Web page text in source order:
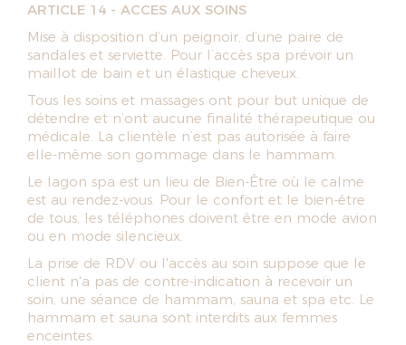
ARTICLE 14 - ACCES AUX SOINS
Mise à disposition d’un peignoir, d’une paire de
sandales et serviette. Pour l’accès spa prévoir un
maillot de bain et un élastique cheveux.
Tous les soins et massages ont pour but unique de
détendre et n’ont aucune finalité thérapeutique ou
médicale. La clientèle n’est pas autorisée à faire
elle-même son gommage dans le hammam.
Le lagon spa est un lieu de Bien-Être où le calme
est au rendez-vous. Pour le confort et le bien-être
de tous, les téléphones doivent être en mode avion
ou en mode silencieux.
La prise de RDV ou l'accès au soin suppose que le
client n'a pas de contre-indication à recevoir un
soin, une séance de hammam, sauna et spa etc. Le
hammam et sauna sont interdits aux femmes
enceintes.